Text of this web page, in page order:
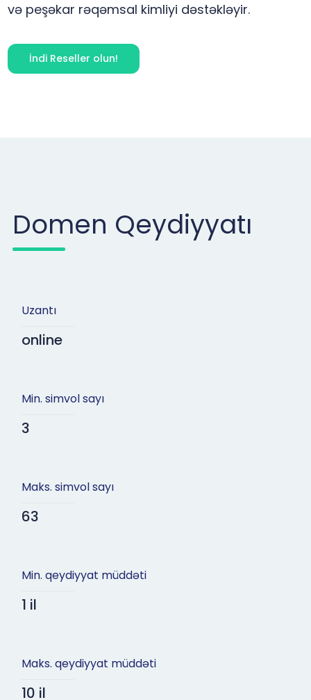
və peşəkar rəqəmsal kimliyi dəstəkləyir.
İndi Reseller olun!
Domen Qeydiyyatı
Uzantı
online
Min. simvol sayı
3
Maks. simvol sayı
63
Min. qeydiyyat müddəti
1 il
Maks. qeydiyyat müddəti
10 il